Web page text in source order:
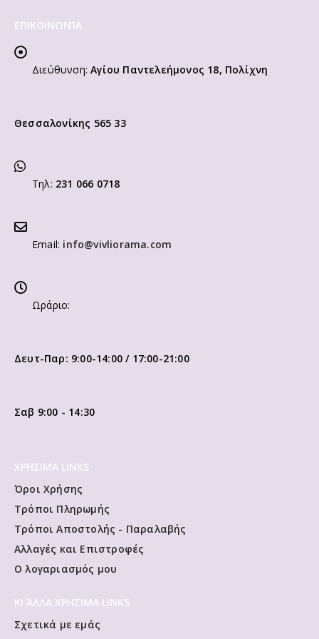
ΕΠΙΚΟΙΝΩΝΊΑ
Διεύθυνση: Αγίου Παντελεήμονος 18, Πολίχνη
Θεσσαλονίκης 565 33
Τηλ: 231 066 0718
Email: info@vivliorama.com
Ωράριο:
Δευτ-Παρ: 9:00-14:00 / 17:00-21:00
Σαβ 9:00 - 14:30
ΧΡΗΣΙΜΑ LINKS
Όροι Χρήσης
Τρόποι Πληρωμής
Τρόποι Αποστολής - Παραλαβής
Αλλαγές και Επιστροφές
Ο λογαριασμός μου
ΚΙ ΆΛΛΑ ΧΡΗΣΙΜΑ LINKS
Σχετικά με εμάς